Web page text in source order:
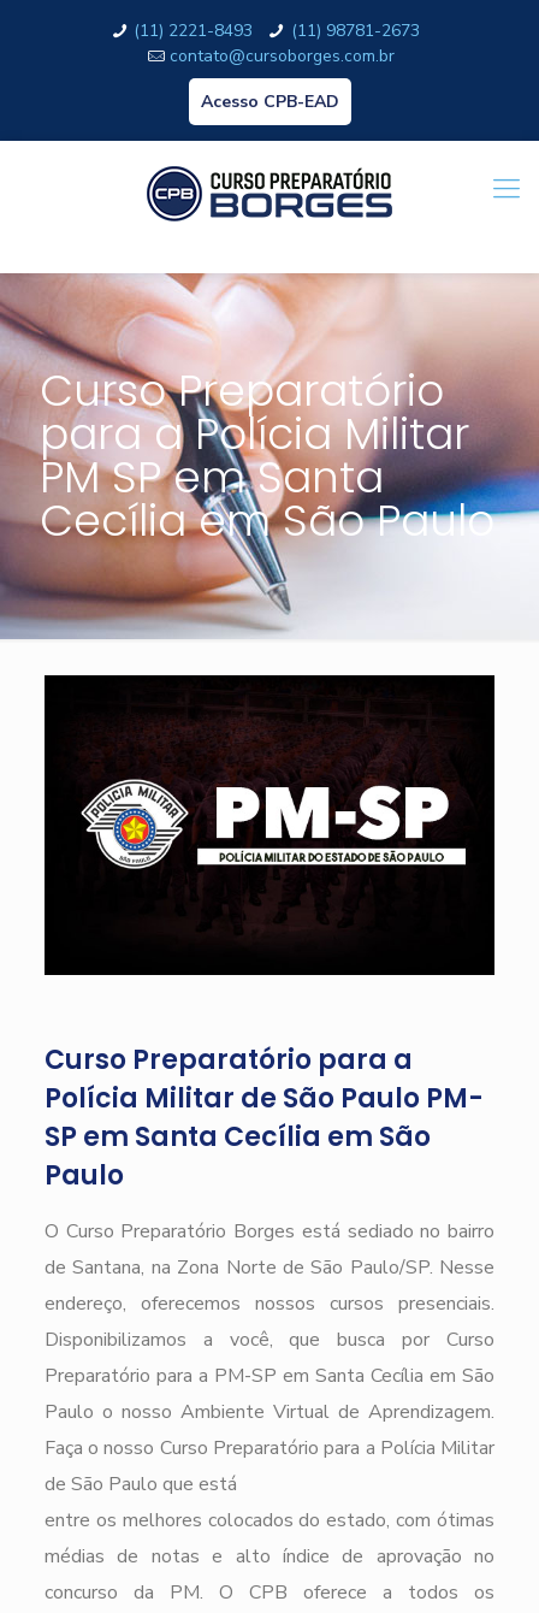
(11) 2221-8493
(11) 98781-2673
contato@cursoborges.com.br
Acesso CPB-EAD
Curso Preparatório
para a Polícia Militar
PM SP em Santa
Cecília em São Paulo
Curso Preparatório para a
Polícia Militar de São Paulo PM-
SP em Santa Cecília em São
Paulo
O Curso Preparatório Borges está sediado no bairro
de Santana, na Zona Norte de São Paulo/SP. Nesse
endereço, oferecemos nossos cursos presenciais.
Disponibilizamos a você, que busca por Curso
Preparatório para a PM-SP em Santa Cecília em São
Paulo o nosso Ambiente Virtual de Aprendizagem.
Faça o nosso Curso Preparatório para a Polícia Militar
de São Paulo que está
entre os melhores colocados do estado, com ótimas
médias de notas e alto índice de aprovação no
concurso da PM. O CPB oferece a todos os